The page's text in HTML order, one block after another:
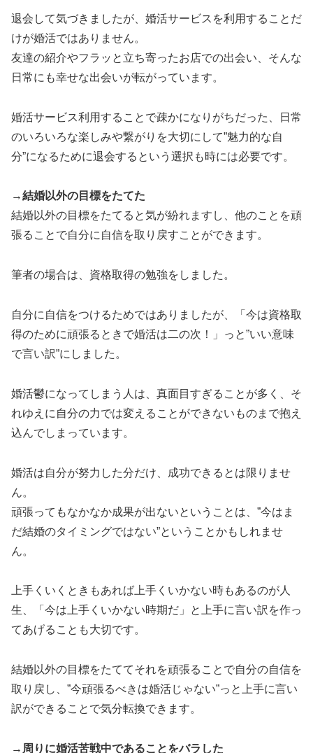
退会して気づきましたが、婚活サービスを利用することだ
けが婚活ではありません。
友達の紹介やフラッと立ち寄ったお店での出会い、そんな
日常にも幸せな出会いが転がっています。
婚活サービス利用することで疎かになりがちだった、日常
のいろいろな楽しみや繋がりを大切にして”魅力的な自
分”になるために退会するという選択も時には必要です。
→結婚以外の目標をたてた
結婚以外の目標をたてると気が紛れますし、他のことを頑
張ることで自分に自信を取り戻すことができます。
筆者の場合は、資格取得の勉強をしました。
自分に自信をつけるためではありましたが、「今は資格取
得のために頑張るときで婚活は二の次！」っと”いい意味
で言い訳”にしました。
婚活鬱になってしまう人は、真面目すぎることが多く、そ
れゆえに自分の力では変えることができないものまで抱え
込んでしまっています。
婚活は自分が努力した分だけ、成功できるとは限りませ
ん。
頑張ってもなかなか成果が出ないということは、”今はま
だ結婚のタイミングではない”ということかもしれませ
ん。
上手くいくときもあれば上手くいかない時もあるのが人
生、「今は上手くいかない時期だ」と上手に言い訳を作っ
てあげることも大切です。
結婚以外の目標をたててそれを頑張ることで自分の自信を
取り戻し、”今頑張るべきは婚活じゃない”っと上手に言い
訳ができることで気分転換できます。
→周りに婚活苦戦中であることをバラした